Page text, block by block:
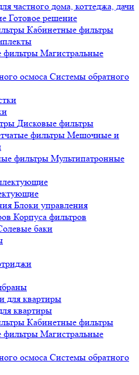
частного дома, коттеджа, дачи
Готовое решение
Кабинетные фильтры
Магистральные
Системы обратного
Дисковые фильтры
Мешочные и
Мультипатронные
Блоки управления
Корпуса фильтров
баки
квартиры
Кабинетные фильтры
Магистральные
Системы обратного